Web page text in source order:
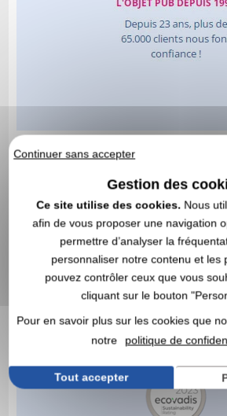
Continuer sans accepter
Gestion des
Ce site utilise des cookies. Nous
afin de vous proposer une navigation
permettre d’analyser la
personnaliser notre contenu et les
pouvez contrôler ceux que vous
cliquant sur le bouton
Pour en savoir plus sur les cookies que
notre
politique de
Tout accepter